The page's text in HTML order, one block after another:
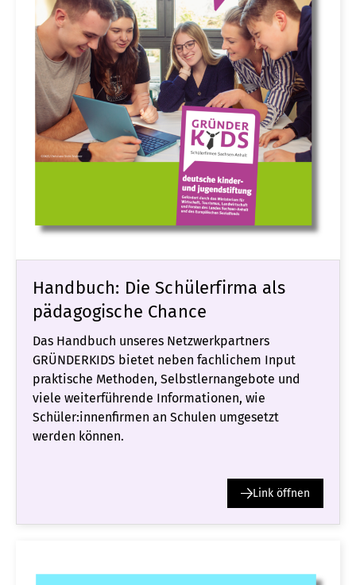
Handbuch: Die Schülerfirma als
pädagogische Chance
Das Handbuch unseres Netzwerkpartners
GRÜNDERKIDS bietet neben fachlichem Input
praktische Methoden, Selbstlernangebote und
viele weiterführende Informationen, wie
Schüler:innenfirmen an Schulen umgesetzt
werden können.
Link öffnen